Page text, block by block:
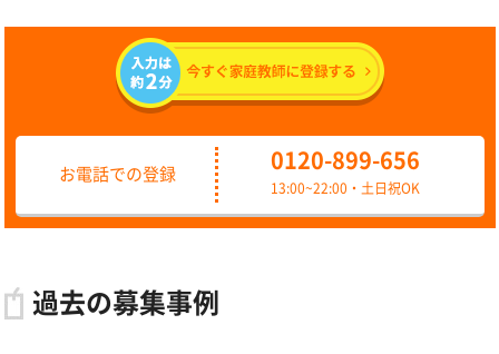
お電話での登録
0120-899-656
13:00~22:00・土日祝OK
過去の募集事例